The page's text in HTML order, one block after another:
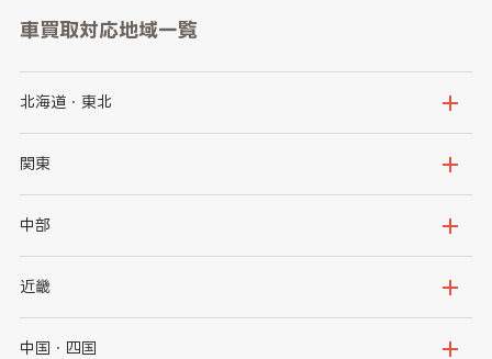
車買取対応地域一覧
北海道・東北
北海道
岩手県
秋田県
関東
茨城県
群馬県
千葉県
中部
新潟県
石川県
近畿
大阪府
中国・四国